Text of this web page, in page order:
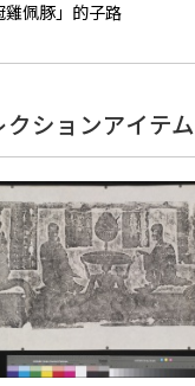
雞佩豚」的子路
ションアイテム